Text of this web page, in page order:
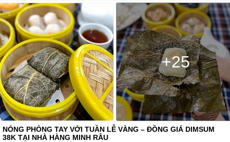
+25
NÓNG PHỎNG TAY VỚI TUẦN LỄ VÀNG – ĐỒNG GIÁ DIMSUM
38K TẠI NHÀ HÀNG MINH RÂU